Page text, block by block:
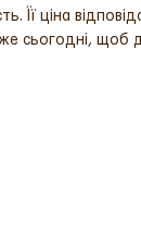
Її ціна
сьогодні, щоб